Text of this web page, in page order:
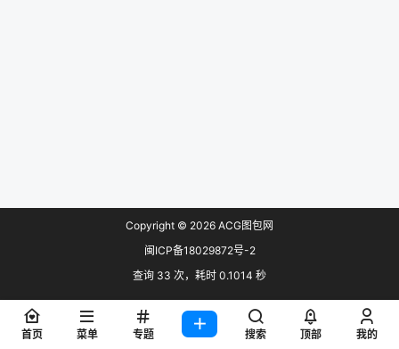
Copyright © 2026 ACG图包网
闽ICP备18029872号-2
查询 33 次，耗时 0.1014 秒
首页 菜单 专题 搜索 顶部 我的